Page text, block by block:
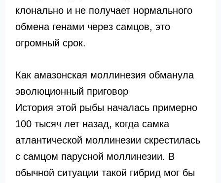
клонально и не получает нормального
обмена генами через самцов, это
огромный срок.
Как амазонская моллинезия обманула
эволюционный приговор
История этой рыбы началась примерно
100 тысяч лет назад, когда самка
атлантической моллинезии скрестилась
с самцом парусной моллинезии. В
обычной ситуации такой гибрид мог бы